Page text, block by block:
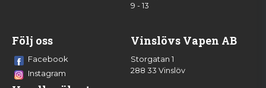
9 - 13
Följ oss
Facebook
Instagram
Vinslövs Vapen AB
Storgatan 1
288 33 Vinslöv